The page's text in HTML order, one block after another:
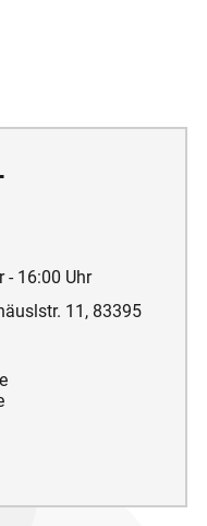
- 16:00 Uhr
11, 83395